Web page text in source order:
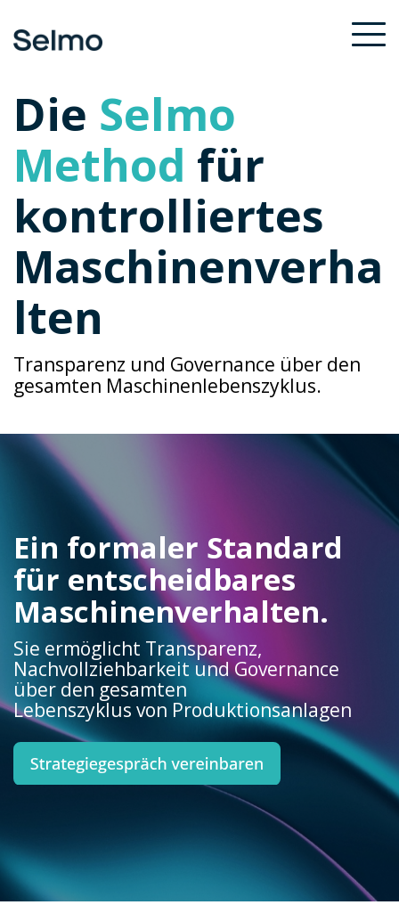
to
the
content.
Die Selmo
Method für
kontrolliertes
Maschinenverha
lten
Transparenz und Governance über den
gesamten Maschinenlebenszyklus.
Ein formaler Standard
für entscheidbares
Maschinenverhalten.
Sie ermöglicht Transparenz,
Nachvollziehbarkeit und Governance
über den gesamten
Lebenszyklus von Produktionsanlagen